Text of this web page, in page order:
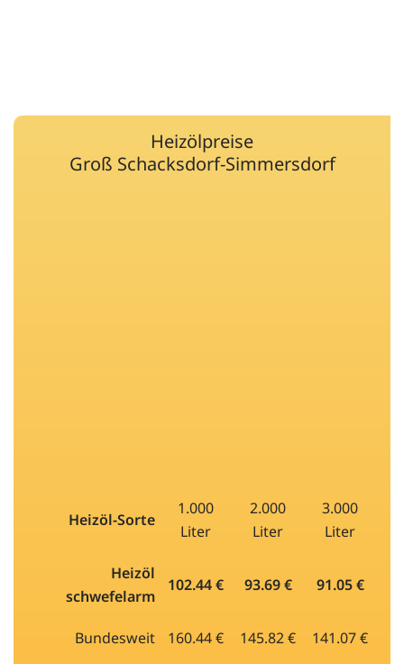
Heizölpreise
Groß Schacksdorf-Simmersdorf
Heizöl-Sorte
1.000
Liter
2.000
Liter
3.000
Liter
Heizöl
schwefelarm
102.44 € 93.69 € 91.05 €
Bundesweit 160.44 € 145.82 € 141.07 €